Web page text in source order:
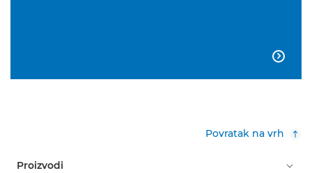

Povratak na vrh
Proizvodi